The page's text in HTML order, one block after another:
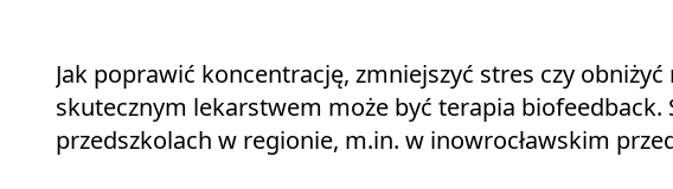
Jak poprawić koncentrację, zmniejszyć stres czy
skutecznym lekarstwem może być terapia biofeedback.
przedszkolach w regionie, m.in. w inowrocławskim